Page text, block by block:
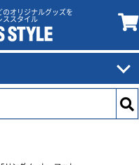
のオリジナルグッズを
ススタイル